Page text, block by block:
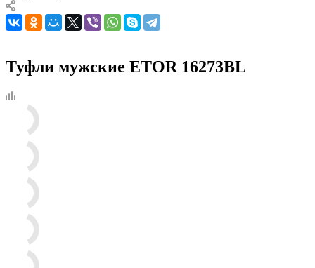
Туфли мужские ETOR 16273BL